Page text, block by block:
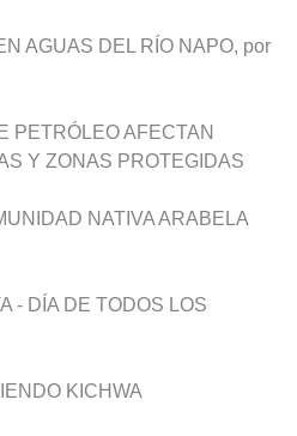
Diálogo y testimonios: II Encuentro Binacional Ecuador – Perú
12 - del 30 de mayo de 2023
AGUAS DEL RÍO NAPO, por
PETRÓLEO AFECTAN
Y ZONAS PROTEGIDAS
NATIVA ARABELA
- DÍA DE TODOS LOS
KICHWA